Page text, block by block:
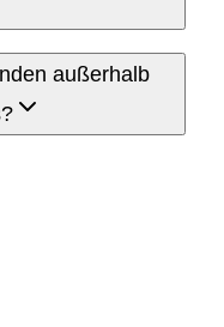
außerhalb